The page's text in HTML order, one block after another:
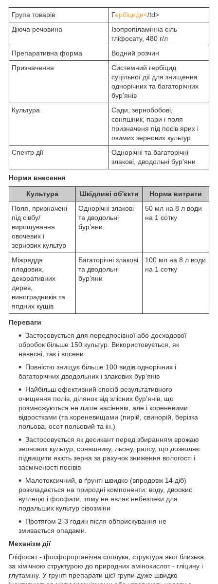
Група товарів Гербіциди</td>
Діюча речовина
Ізопропіламінна сіль
гліфосату, 480 г/л
Препаративна форма
Водний розчин
Призначення
Системний гербіцид
суцільної дії для знищення
однорічних та багаторічних
бур'янів
Культура
Сади, зернобобові,
соняшник, пари і поля
призначеня під посів ярих і
озимих зернових культур
Спектр дії
Однорічні та багаторічні
злакові, дводольні бур'яни
Норми внесення
Культура Шкідливі об'єкти
Норма витрати
Поля, призначені
під сівбу/
вирощування
овочевих і
зернових культур
Однорічні злакові
та дводольні
бур’яни
50 мл на 8 л води
на 1 сотку
Міжряддя
плодових,
декоративних
дерев,
виноградників та
ягідних кущів
Багаторічні злакові
та дводольні
бур’яни
100 мл на 8 л води
на 1 сотку
Переваги
Застосовується для передпосівної або досходової
обробок більше 150 культур. Використовується, як
навесні, так і восени
Повністю знищує більше 100 видів однорічних і
багаторічних дводольних і злакових бур’янів
Найбільш ефективний спосіб результативного
очищення полів, ділянок від злісних бур’янів, що
розмножуються не лише насінням, але і кореневими
відростками (та кореневищами (пирій, свинорій, берізка
польова, осот польовий та ін.)
Застосовується як десикант перед збиранням врожаю
зернових культур, соняшнику, льону, рапсу, що дозволяє
підвищити якість зерна за рахунок зниження вологості і
засміченості посівів
Малотоксичний, в ґрунті швидко (впродовж 14 діб)
розкладається на природні компоненти: воду, двоокис
вуглецю і фосфати, тому не являє небезпеки для
подальших культур сівозміни
Протягом 2-3 годин після обприскування не
змивається опадами.
Механізм дії
Гліфосат - фосфорорганічна сполука, структура якої близька
за хімічною структурою до природних амінокислот - гліцину і
глутаміну. У грунті препарати цієї групи дуже швидко